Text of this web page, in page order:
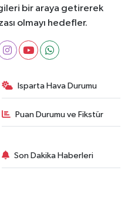
bir araya getirerek
olmayı hedefler.
Isparta Hava Durumu
Puan Durumu ve Fikstür
Son Dakika Haberleri